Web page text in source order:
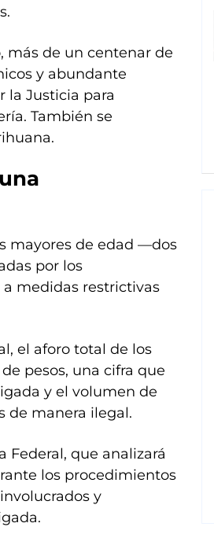
más de un centenar de
y abundante
la Justicia para
También se
mayores de edad —dos
por los
medidas restrictivas
el aforo total de los
pesos, una cifra que
y el volumen de
de manera ilegal.
Federal, que analizará
los procedimientos
y